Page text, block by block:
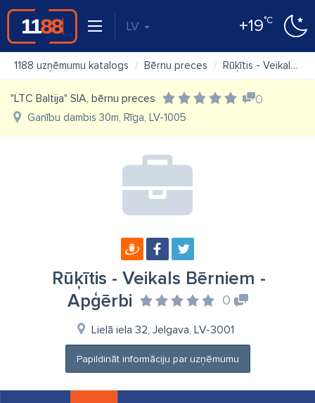
LV +19°C
1188 uzņēmumu katalogs Bērnu preces Rūķītis - Veikals Bērniem - Apģērbi
"LTC Baltija" SIA, bērnu preces 0
Ganību dambis 30m, Rīga, LV-1005
Rūķītis - Veikals Bērniem -
Apģērbi
0
Lielā iela 32, Jelgava, LV-3001
Papildināt informāciju par uzņēmumu